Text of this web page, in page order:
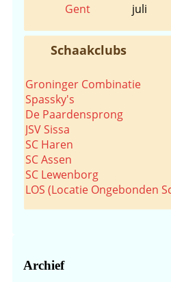
Gent
juli
Schaakclubs
Groninger Combinatie
Spassky's
De Paardensprong
JSV Sissa
SC Haren
SC Assen
SC Lewenborg
LOS (Locatie Ongebonden
Archief